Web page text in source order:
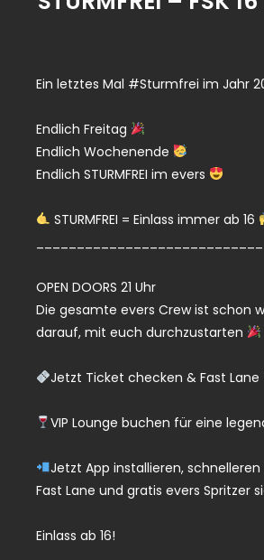
Ein letztes Mal #Sturmfrei im Jahr
Endlich Freitag
Endlich Wochenende
Endlich STURMFREI im evers
STURMFREI = Einlass immer ab 16
OPEN DOORS 21 Uhr
Die gesamte evers Crew ist schon
darauf, mit euch durchzustarten
Jetzt Ticket checken & Fast Lane
VIP Lounge buchen für eine
Jetzt App installieren, schnelleren
Fast Lane und gratis evers Spritzer
Einlass ab 16!